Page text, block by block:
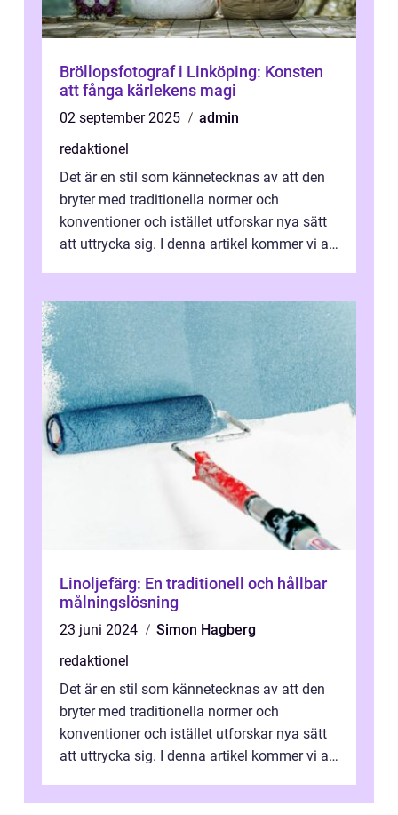
Bröllopsfotograf i Linköping: Konsten
att fånga kärlekens magi
02 september 2025
admin
redaktionel
Det är en stil som kännetecknas av att den
bryter med traditionella normer och
konventioner och istället utforskar nya sätt
att uttrycka sig. I denna artikel kommer vi att
Linoljefärg: En traditionell och hållbar
målningslösning
23 juni 2024
Simon Hagberg
redaktionel
Det är en stil som kännetecknas av att den
bryter med traditionella normer och
konventioner och istället utforskar nya sätt
att uttrycka sig. I denna artikel kommer vi att